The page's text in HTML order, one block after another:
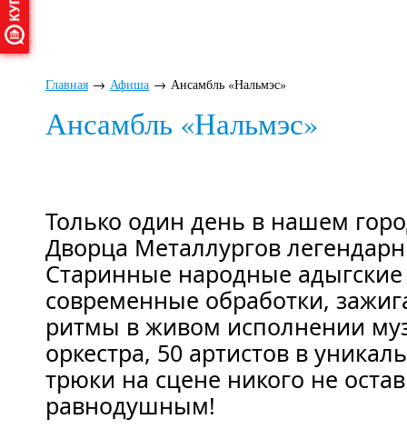
Главная → Афиша → Ансамбль «Нальмэс»
Ансамбль «Нальмэс»
Только один день в нашем
Дворца Металлургов
Старинные народные
современные обработки,
ритмы в живом исполнении
оркестра, 50 артистов в
трюки на сцене никого не
равнодушным!